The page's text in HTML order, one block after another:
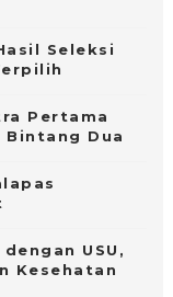
Seleksi
Pertama
Bintang Dua
USU,
Kesehatan